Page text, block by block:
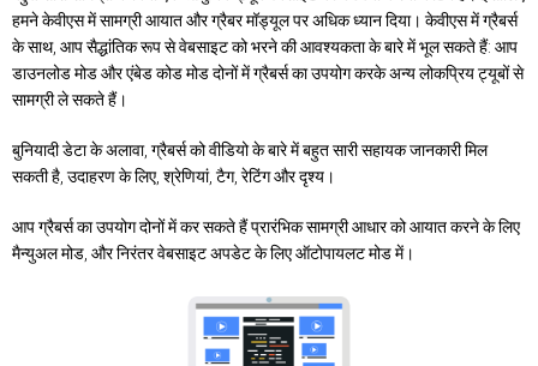
हमने केवीएस में सामग्री आयात और ग्रैबर मॉड्यूल पर अधिक ध्यान दिया। केवीएस में ग्रैबर्स
के साथ, आप सैद्धांतिक रूप से वेबसाइट को भरने की आवश्यकता के बारे में भूल सकते हैं: आप
डाउनलोड मोड और एंबेड कोड मोड दोनों में ग्रैबर्स का उपयोग करके अन्य लोकप्रिय ट्यूबों से
सामग्री ले सकते हैं।
बुनियादी डेटा के अलावा, ग्रैबर्स को वीडियो के बारे में बहुत सारी सहायक जानकारी मिल
सकती है, उदाहरण के लिए, श्रेणियां, टैग, रेटिंग और दृश्य।
आप ग्रैबर्स का उपयोग दोनों में कर सकते हैं प्रारंभिक सामग्री आधार को आयात करने के लिए
मैन्युअल मोड, और निरंतर वेबसाइट अपडेट के लिए ऑटोपायलट मोड में।